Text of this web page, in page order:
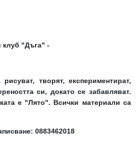
клуб "Дъга" -
творят, експериментират,
си, докато се забавляват.
е "Лято". Всички материали са
0883462018